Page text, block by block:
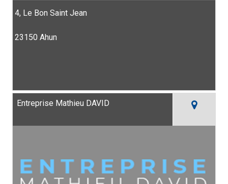
4, Le Bon Saint Jean
23150 Ahun
Entreprise Mathieu DAVID